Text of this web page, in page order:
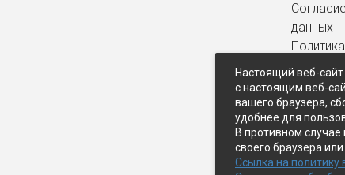
данных
Настоящий веб-
с настоящим веб-
вашего браузера,
удобнее для
В противном
своего браузера
Ссылка на